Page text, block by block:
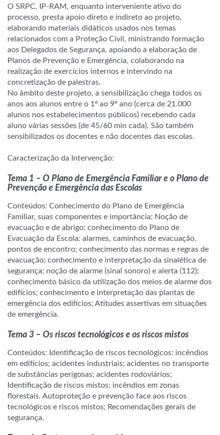
O SRPC, IP-RAM, enquanto interveniente ativo do
processo, presta apoio direto e indireto ao projeto,
elaborando materiais didáticos usados nos temas
relacionados com a Proteção Civil, ministrando formação
aos Delegados de Segurança, apoiando a elaboração de
Planos de Prevenção e Emergência, colaborando na
realização de exercícios internos e intervindo na
concretização de palestras.
No âmbito deste projeto, a sensibilização chega todos os
anos aos alunos entre o 1º ao 9º ano (cerca de 21.000
alunos nos estabelecimentos públicos) recebendo cada
aluno várias sessões (de 45/60 min cada). São também
sensibilizados os docentes e não docentes das escolas.
Caracterização da Intervenção:
Tema 1 – O Plano de Emergência Familiar e o Plano de
Prevenção e Emergência das Escolas
Conteúdos: Conhecimento do Plano de Emergência
Familiar, suas componentes e importância; Noção de
evacuação e de abrigo; conhecimento do Plano de
Evacuação da Escola: alarmes, caminhos de evacuação,
pontos de encontro; conhecimento das normas e regras de
evacuação; conhecimento e interpretação da sinalética de
segurança; noção de alarme (sinal sonoro) e alerta (112);
conhecimento básico da utilização dos meios de alarme dos
edifícios; conhecimento e interpretação das plantas de
emergência dos edifícios; Atitudes assertivas em situações
de emergência.
Tema 3 – Os riscos tecnológicos e os riscos mistos
Conteúdos: Identificação de riscos tecnológicos: incêndios
em edifícios; acidentes industriais; acidentes no transporte
de substâncias perigosas; acidentes rodoviários;
Identificação de riscos mistos: incêndios em zonas
florestais. Autoproteção e prevenção face aos riscos
tecnológicos e riscos mistos; Recomendações gerais de
segurança.